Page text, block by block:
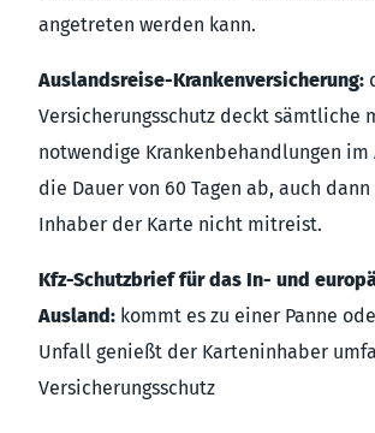
angetreten werden kann.
Auslandsreise-Krankenversicherung:
Versicherungsschutz deckt sämtliche
notwendige Krankenbehandlungen im
die Dauer von 60 Tagen ab, auch
Inhaber der Karte nicht mitreist.
Kfz-Schutzbrief für das In- und
Ausland: kommt es zu einer Panne
Unfall genießt der Karteninhaber
Versicherungsschutz